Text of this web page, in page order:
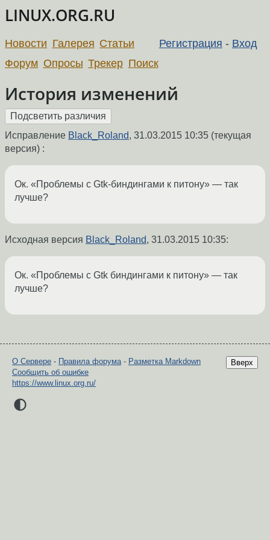
LINUX.ORG.RU
Регистрация - Вход
Новости Галерея Статьи
Форум Опросы Трекер Поиск
История изменений
Исправление Black_Roland, 31.03.2015 10:35 (текущая
версия) :
Ок. «Проблемы с Gtk-биндингами к питону» — так
лучше?
Исходная версия Black_Roland, 31.03.2015 10:35:
Ок. «Проблемы с Gtk биндингами к питону» — так
лучше?
Вверх
О Сервере - Правила форума- Разметка Markdown
Сообщить об ошибке
https://www.linux.org.ru/